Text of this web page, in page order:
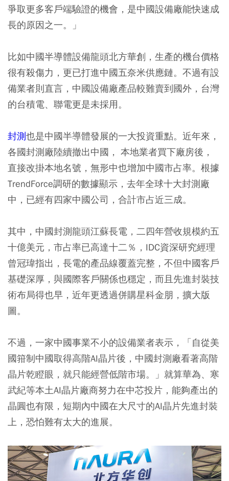
爭取更多客戶端驗證的機會，是中國設備廠能快速成
長的原因之一。」
比如中國半導體設備龍頭北方華創，生產的機台價格
很有殺傷力，更已打進中國五奈米供應鏈。不過有設
備業者則直言，中國設備廠產品較難賣到國外，台灣
的台積電、聯電更是未採用。
封測也是中國半導體發展的一大投資重點。近年來，
各國封測廠陸續撤出中國， 本地業者買下廠房後，
直接改掛本地名號，無形中也增加中國市占率。根據
TrendForce調研的數據顯示，去年全球十大封測廠
中，已經有四家中國公司，合計市占近三成。
其中，中國封測龍頭江蘇長電，二四年營收規模約五
十億美元，市占率已高達十二％，IDC資深研究經理
曾冠瑋指出，長電的產品線覆蓋完整，不但中國客戶
基礎深厚，與國際客戶關係也穩定，而且先進封裝技
術布局得也早，近年更透過併購星科金朋，擴大版
圖。
不過，一家中國事業不小的設備業者表示，「自從美
國箝制中國取得高階AI晶片後，中國封測廠看著高階
晶片乾瞪眼，就只能經營低階市場。」就算華為、寒
武紀等本土AI晶片廠商努力在中芯投片，能夠產出的
晶圓也有限，短期內中國在大尺寸的AI晶片先進封裝
上，恐怕難有太大的進展。